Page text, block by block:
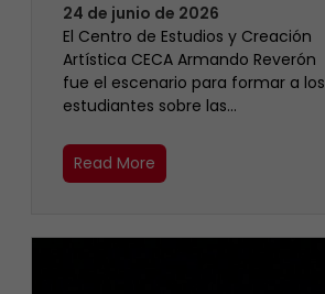
24 de junio de 2026
El Centro de Estudios y Creación
Artística CECA Armando Reverón
fue el escenario para formar a los
estudiantes sobre las…
Read More